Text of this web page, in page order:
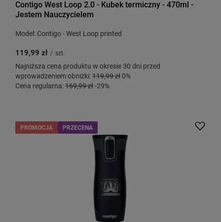
Contigo West Loop 2.0 - Kubek termiczny - 470ml -
Jestem Nauczycielem
Model: Contigo - West Loop printed
119,99 zł / szt.
Najniższa cena produktu w okresie 30 dni przed
wprowadzeniem obniżki:119,99 zł 0%
Cena regularna:169,99 zł-29%
PROMOCJA PRZECENA